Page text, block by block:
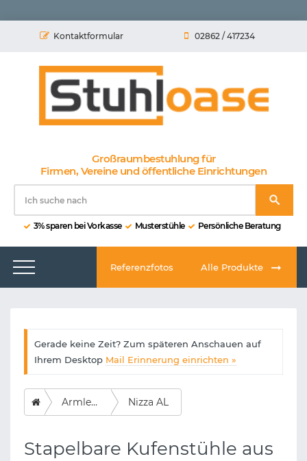
Kontaktformular 02862 / 417234
Großraumbestuhlung für
Firmen, Vereine und öffentliche Einrichtungen
3% sparen bei Vorkasse Musterstühle Persönliche Beratung
Referenzfotos Alle Produkte
Gerade keine Zeit? Zum späteren Anschauen auf
Ihrem Desktop Mail Erinnerung einrichten »
Armlehnen Nizza AL
Stapelbare Kufenstühle aus